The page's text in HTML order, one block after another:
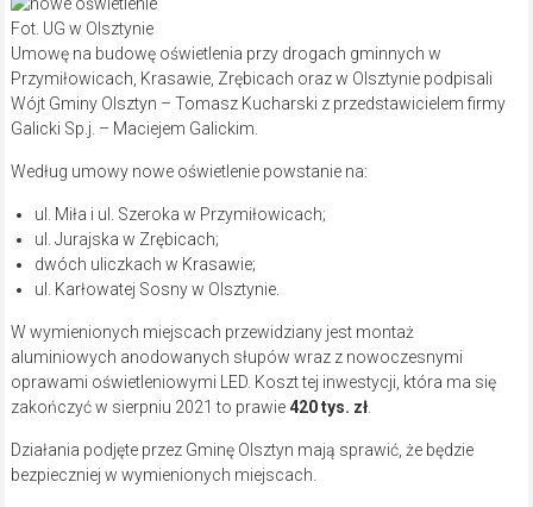
Fot. UG w Olsztynie
Umowę na budowę oświetlenia przy drogach gminnych w
Przymiłowicach, Krasawie, Zrębicach oraz w Olsztynie podpisali
Wójt Gminy Olsztyn – Tomasz Kucharski z przedstawicielem firmy
Galicki Sp.j. – Maciejem Galickim.
Według umowy nowe oświetlenie powstanie na:
ul. Miła i ul. Szeroka w Przymiłowicach;
ul. Jurajska w Zrębicach;
dwóch uliczkach w Krasawie;
ul. Karłowatej Sosny w Olsztynie.
W wymienionych miejscach przewidziany jest montaż
aluminiowych anodowanych słupów wraz z nowoczesnymi
oprawami oświetleniowymi LED. Koszt tej inwestycji, która ma się
zakończyć w sierpniu 2021 to prawie420 tys. zł.
Działania podjęte przez Gminę Olsztyn mają sprawić, że będzie
bezpieczniej w wymienionych miejscach.